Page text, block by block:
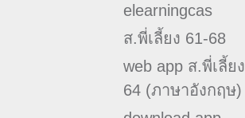
elearningcas
ส.พี่เลี้ยง 61-68
web app ส.พี่เลี้ยง
64 (ภาษาอังกฤษ)